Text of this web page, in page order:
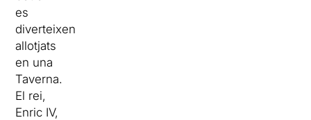
es
diverteixen
allotjats
en una
Taverna.
El rei,
Enric IV,